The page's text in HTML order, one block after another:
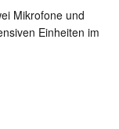
Mikrofone und
Einheiten im